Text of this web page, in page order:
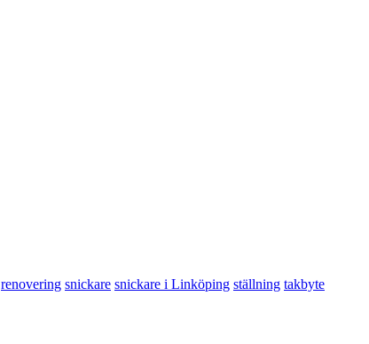
renovering snickare snickare i Linköping ställning takbyte